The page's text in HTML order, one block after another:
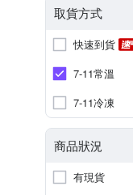
取貨方式
快速到貨
7-11常溫
7-11冷凍
商品狀況
有現貨